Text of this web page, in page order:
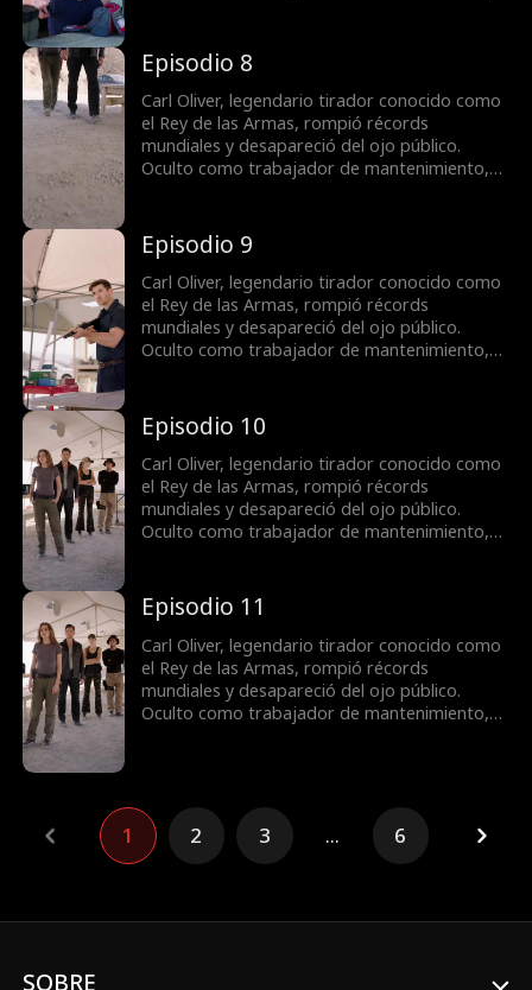
tiro enfrenta una compra hostil, Carl decide
actuar para proteger a Jane, la dueña, y su
hija Rebecca, demostrando su puntería
legendaria y revelando al fin quién es
realmente.
Episodio 8
Carl Oliver, legendario tirador conocido como
el Rey de las Armas, rompió récords
mundiales y desapareció del ojo público.
Oculto como trabajador de mantenimiento,
tiro enfrenta una compra hostil, Carl decide
actuar para proteger a Jane, la dueña, y su
hija Rebecca, demostrando su puntería
legendaria y revelando al fin quién es
realmente.
Episodio 9
Carl Oliver, legendario tirador conocido como
el Rey de las Armas, rompió récords
mundiales y desapareció del ojo público.
Oculto como trabajador de mantenimiento,
tiro enfrenta una compra hostil, Carl decide
actuar para proteger a Jane, la dueña, y su
hija Rebecca, demostrando su puntería
legendaria y revelando al fin quién es
realmente.
Episodio 10
Carl Oliver, legendario tirador conocido como
el Rey de las Armas, rompió récords
mundiales y desapareció del ojo público.
Oculto como trabajador de mantenimiento,
tiro enfrenta una compra hostil, Carl decide
actuar para proteger a Jane, la dueña, y su
hija Rebecca, demostrando su puntería
legendaria y revelando al fin quién es
realmente.
Episodio 11
Carl Oliver, legendario tirador conocido como
el Rey de las Armas, rompió récords
mundiales y desapareció del ojo público.
Oculto como trabajador de mantenimiento,
actuar para proteger a Jane, la dueña, y su
hija Rebecca, demostrando su puntería
legendaria y revelando al fin quién es
realmente.
1 2 3 ... 6
SOBRE